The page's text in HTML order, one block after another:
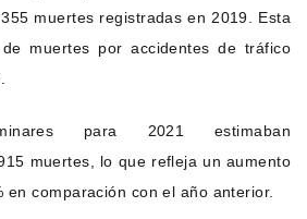
muertes registradas en 2019. Esta
muertes por accidentes de tráfico
para 2021 estimaban
muertes, lo que refleja un aumento
en comparación con el año anterior.